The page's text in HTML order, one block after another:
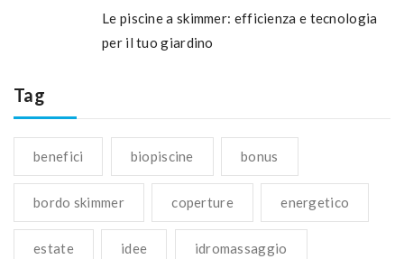
Le piscine a skimmer: efficienza e tecnologia
per il tuo giardino
Tag
benefici biopiscine bonus
bordo skimmer coperture energetico
estate idee idromassaggio